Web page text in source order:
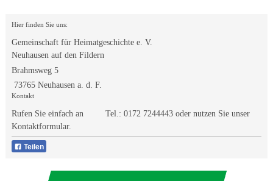
Hier finden Sie uns:
Gemeinschaft für Heimatgeschichte e. V.
Neuhausen auf den Fildern
Brahmsweg 5
73765 Neuhausen a. d. F.
Kontakt
Rufen Sie einfach an Tel.: 0172 7244443oder nutzen Sie unser
Kontaktformular.
Teilen